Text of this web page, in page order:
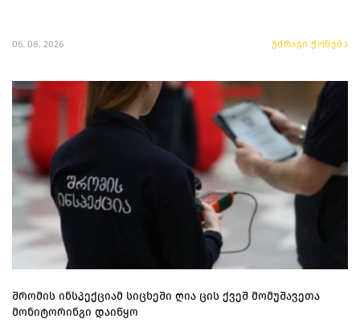
06. 08. 2026 უძრავი ქონება
შრომის ინსპექციამ სიცხეში ღია ცის ქვეშ მომუშავეთა
მონიტორინგი დაიწყო